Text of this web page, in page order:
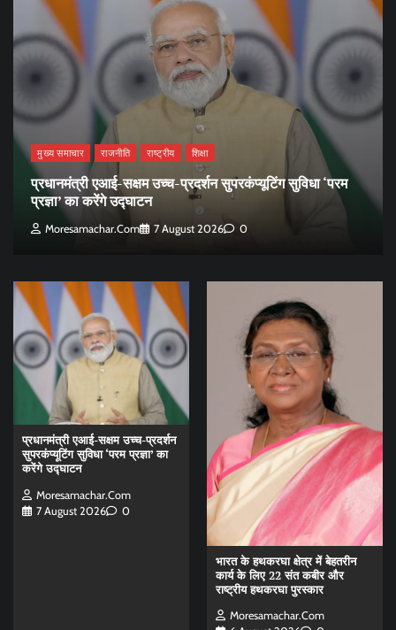
मुख्य समाचार राजनीति राष्ट्रीय शिक्षा
प्रधानमंत्री एआई-सक्षम उच्च-प्रदर्शन सुपरकंप्यूटिंग सुविधा ‘परम
प्रज्ञा’ का करेंगे उद्घाटन
Moresamachar.com 7 August 2026 0
प्रधानमंत्री एआई-सक्षम उच्च-प्रदर्शन
सुपरकंप्यूटिंग सुविधा ‘परम प्रज्ञा’ का
करेंगे उद्घाटन
Moresamachar.com
7 August 2026
0
भारत के हथकरघा क्षेत्र में बेहतरीन
कार्य के लिए 22 संत कबीर और
राष्ट्रीय हथकरघा पुरस्कार
Moresamachar.com